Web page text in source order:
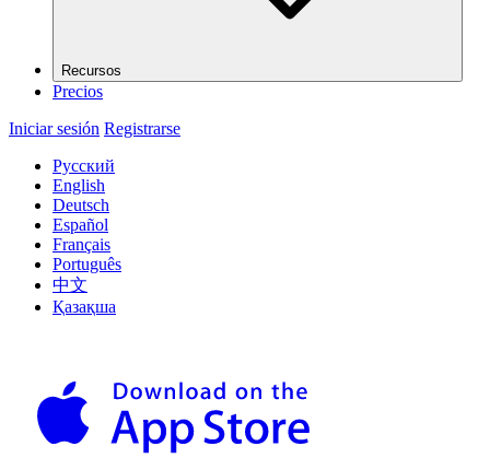
Recursos
Precios
Iniciar sesión Registrarse
Русский
English
Deutsch
Español
Français
Português
中文
Қазақша